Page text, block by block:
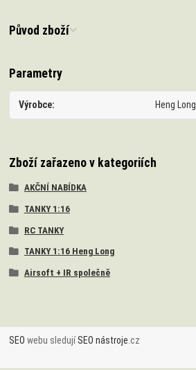
Původ zboží
Parametry
Výrobce Heng Long
Zboží zařazeno v kategoriích
AKČNÍ NABÍDKA
TANKY 1:16
RC TANKY
TANKY 1:16 Heng Long
Airsoft + IR společně
SEO webu sledujíSEO nástroje .cz